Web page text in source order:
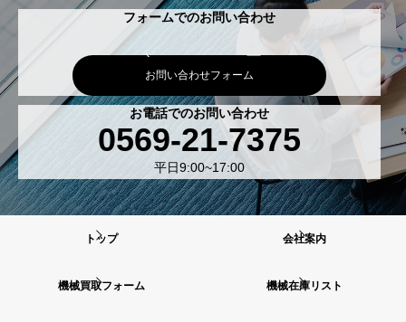
フォームでのお問い合わせ
お問い合わせフォーム
お電話でのお問い合わせ
0569-21-7375
平日9:00~17:00
トップ 会社案内
機械買取フォーム 機械在庫リスト